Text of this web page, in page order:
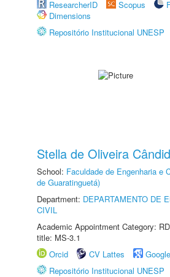
ResearcherID
Scopus
Dimensions
Repositório Institucional UNESP
Stella de Oliveira
School: Faculdade de Engenharia e
de Guaratinguetá)
Department: DEPARTAMENTO DE
CIVIL
Academic Appointment Category:
title: MS-3.1
Orcid
CV Lattes
Repositório Institucional UNESP